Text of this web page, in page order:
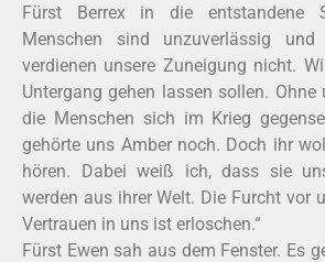
Fürst Berrex in die entstandene
Menschen sind unzuverlässig
verdienen unsere Zuneigung nicht.
Untergang gehen lassen sollen. Ohne
die Menschen sich im Krieg
gehörte uns Amber noch. Doch ihr
hören. Dabei weiß ich, dass sie
werden aus ihrer Welt. Die Furcht vor
Vertrauen in uns ist erloschen.“
Fürst Ewen sah aus dem Fenster. Es